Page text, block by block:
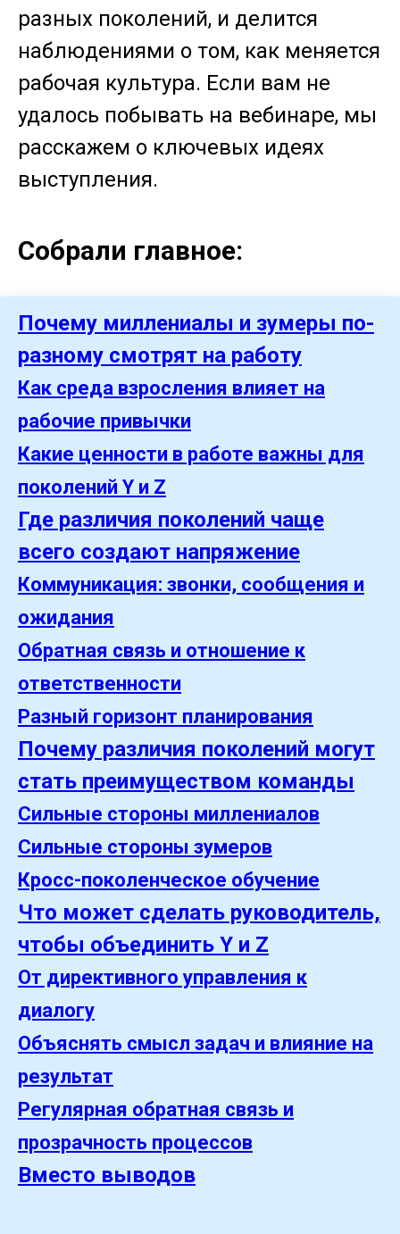
разных поколений, и делится
наблюдениями о том, как меняется
рабочая культура. Если вам не
удалось побывать на вебинаре, мы
расскажем о ключевых идеях
выступления.
Собрали главное:
Почему миллениалы и зумеры по-
разному смотрят на работу
Как среда взросления влияет на
рабочие привычки
Какие ценности в работе важны для
поколений Y и Z
Где различия поколений чаще
всего создают напряжение
Коммуникация: звонки, сообщения и
ожидания
Обратная связь и отношение к
ответственности
Разный горизонт планирования
Почему различия поколений могут
стать преимуществом команды
Сильные стороны миллениалов
Сильные стороны зумеров
Кросс-поколенческое обучение
Что может сделать руководитель,
чтобы объединить Y и Z
От директивного управления к
диалогу
Объяснять смысл задач и влияние на
результат
Регулярная обратная связь и
прозрачность процессов
Вместо выводов